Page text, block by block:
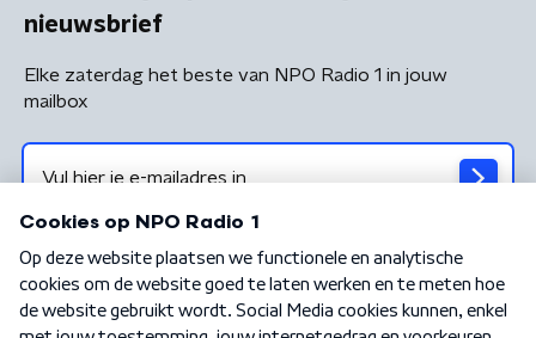
nieuwsbrief
Elke zaterdag het beste van NPO Radio 1 in jouw
mailbox
Algemene voorwaarden